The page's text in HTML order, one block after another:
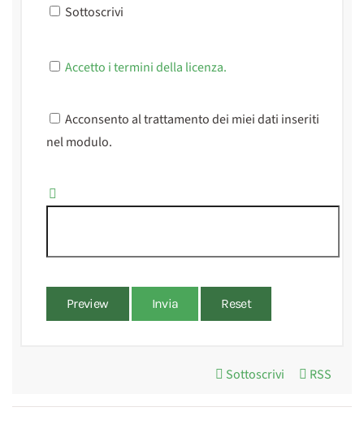
Sottoscrivi
Accetto i termini della licenza.
Acconsento al trattamento dei miei dati inseriti
nel modulo.
Preview Invia Reset
Sottoscrivi RSS